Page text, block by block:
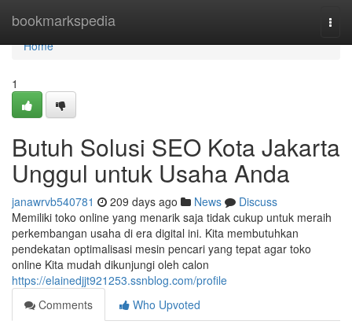
bookmarkspedia
Home
Home
1
Butuh Solusi SEO Kota Jakarta
Unggul untuk Usaha Anda
janawrvb540781 209 days ago News
Discuss
Memiliki toko online yang menarik saja tidak cukup untuk meraih
perkembangan usaha di era digital ini. Kita membutuhkan
pendekatan optimalisasi mesin pencari yang tepat agar toko
online Kita mudah dikunjungi oleh calon
https://elainedjjt921253.ssnblog.com/profile
Comments
Who Upvoted